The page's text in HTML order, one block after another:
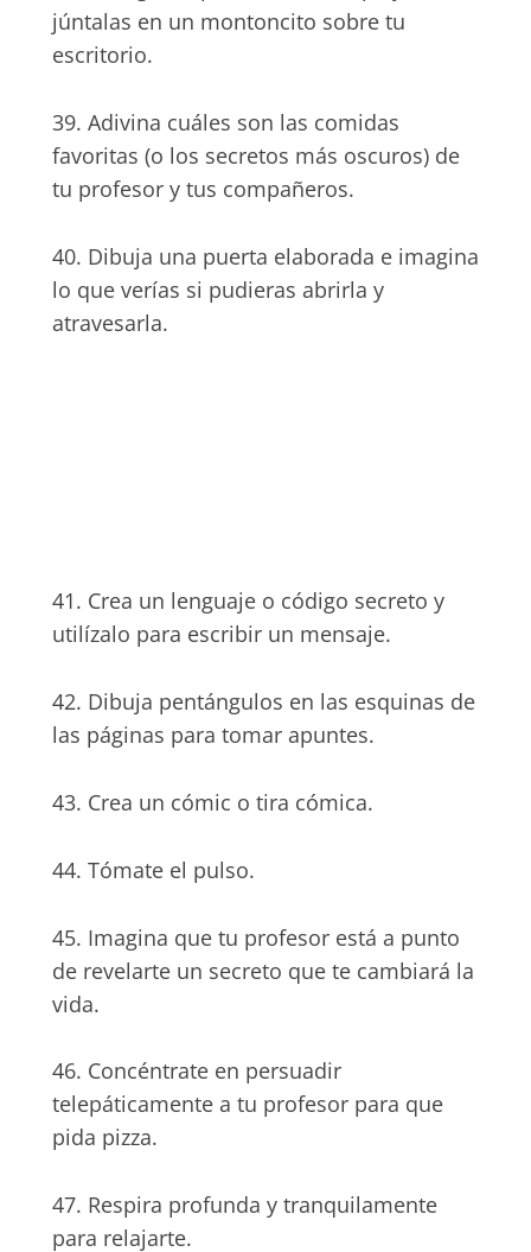
júntalas en un montoncito sobre tu
escritorio.
39. Adivina cuáles son las comidas
favoritas (o los secretos más oscuros) de
tu profesor y tus compañeros.
40. Dibuja una puerta elaborada e imagina
lo que verías si pudieras abrirla y
atravesarla.
41. Crea un lenguaje o código secreto y
utilízalo para escribir un mensaje.
42. Dibuja pentángulos en las esquinas de
las páginas para tomar apuntes.
43. Crea un cómic o tira cómica.
44. Tómate el pulso.
45. Imagina que tu profesor está a punto
de revelarte un secreto que te cambiará la
vida.
46. Concéntrate en persuadir
telepáticamente a tu profesor para que
pida pizza.
47. Respira profunda y tranquilamente
para relajarte.